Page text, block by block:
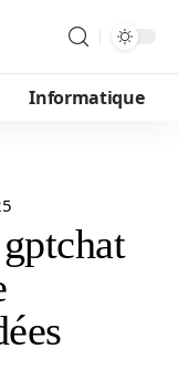
Informatique